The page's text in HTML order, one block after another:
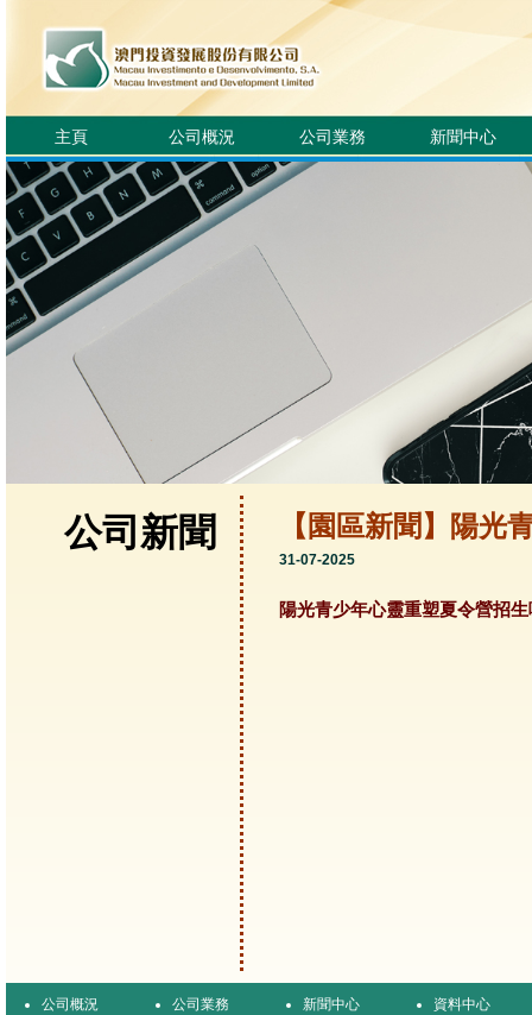
主頁 公司概況 公司業務 新聞中心
公司新聞 【園區新聞】陽光
31-07-2025
陽光青少年心靈重塑夏令營招
公司概況
公司業務
新聞中心
資料中心